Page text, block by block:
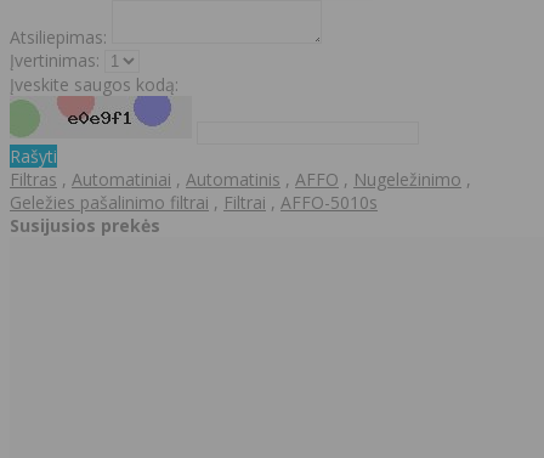
Atsiliepimas:
Įvertinimas:
Įveskite saugos kodą:
Rašyti
Filtras , Automatiniai , Automatinis , AFFO , Nugeležinimo ,
Geležies pašalinimo filtrai , Filtrai , AFFO-5010s
Susijusios prekės